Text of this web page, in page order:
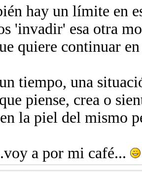
hay un límite en
'invadir' esa otra
quiere continuar
tiempo, una
piense, crea o
la piel del mismo
a por mi café...